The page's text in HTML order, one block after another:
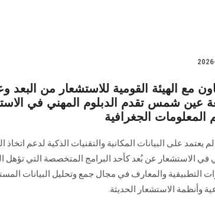
مع الهيئة القومية للاستشعار من البعد
عين شمس تقدم الدبلوم المهني في
المعلومات الجغرافية
يعتمد على البيانات المكانية والتقنيات الذكية لدعم اتخاذ
في الاستشعار عن بُعد كأحد البرامج المتخصصة التي تؤهل
التطبيقية والمعارف في مجال جمع وتحليل البيانات
وأنظمة الاستشعار الحديثة.